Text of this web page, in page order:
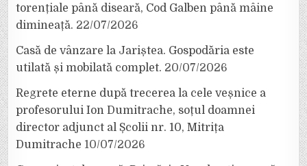
torențiale până diseară, Cod Galben până mâine
dimineață. 22/07/2026
Casă de vânzare la Jariștea. Gospodăria este
utilată și mobilată complet. 20/07/2026
Regrete eterne după trecerea la cele veșnice a
profesorului Ion Dumitrache, soțul doamnei
director adjunct al Școlii nr. 10, Mitrița
Dumitrache 10/07/2026